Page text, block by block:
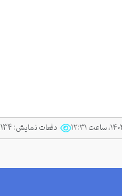
دفعات نمایش:134